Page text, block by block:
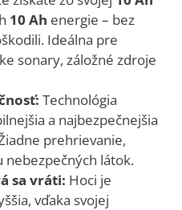
10 Ah energie – bez
Ideálna pre
sonary, záložné zdroje
Technológia
a najbezpečnejšia
prehrievanie,
nebezpečných látok.
sa vráti: Hoci je
vďaka svojej